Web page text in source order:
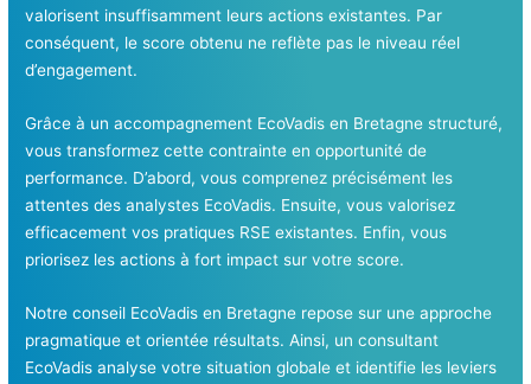
valorisent insuffisamment leurs actions existantes. Par
conséquent, le score obtenu ne reflète pas le niveau réel
d’engagement.
Grâce à un accompagnement EcoVadis en Bretagne structuré,
vous transformez cette contrainte en opportunité de
performance. D’abord, vous comprenez précisément les
attentes des analystes EcoVadis. Ensuite, vous valorisez
efficacement vos pratiques RSE existantes. Enfin, vous
priorisez les actions à fort impact sur votre score.
Notre conseil EcoVadis en Bretagne repose sur une approche
pragmatique et orientée résultats. Ainsi, un consultant
EcoVadis analyse votre situation globale et identifie les leviers